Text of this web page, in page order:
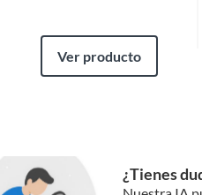
Peso del producto
Garantía 3
Ver producto
¿Tienes